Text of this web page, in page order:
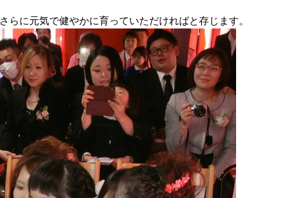
に元気で健やかに育っていただければと存じます。